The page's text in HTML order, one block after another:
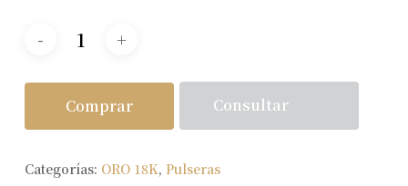
Comprar Consultar
Categorías: ORO 18K, Pulseras